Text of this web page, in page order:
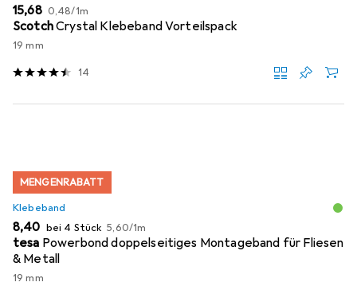
EUR
15,68 EUR
0,48/1m
ScotchCrystal Klebeband Vorteilspack
19 mm
14
MENGENRABATT
Klebeband
EUR
8,40 bei 4 Stück EUR
5,60/1m
tesa Powerbond doppelseitiges Montageband für Fliesen
& Metall
19 mm